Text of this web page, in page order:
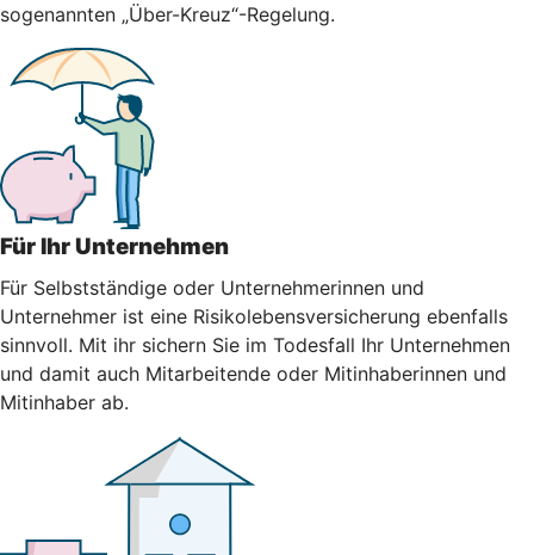
sogenannten „Über-Kreuz“-Regelung.
Für Ihr Unternehmen
Für Selbstständige oder Unternehmerinnen und
Unternehmer ist eine Risikolebensversicherung ebenfalls
sinnvoll. Mit ihr sichern Sie im Todesfall Ihr Unternehmen
und damit auch Mitarbeitende oder Mitinhaberinnen und
Mitinhaber ab.